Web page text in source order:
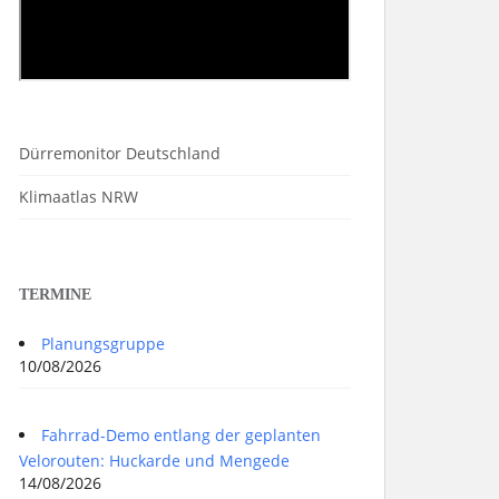
Dürremonitor Deutschland
Klimaatlas NRW
TERMINE
Planungsgruppe
10/08/2026
Fahrrad-Demo entlang der geplanten
Velorouten: Huckarde und Mengede
14/08/2026